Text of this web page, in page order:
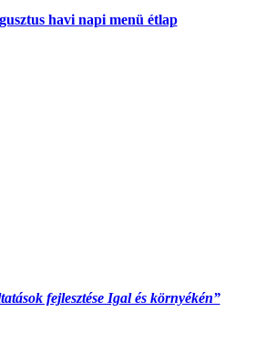
havi napi menü étlap
fejlesztése Igal és környékén”